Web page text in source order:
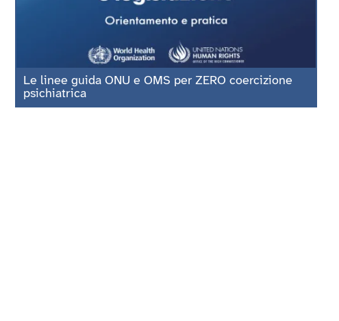
Le linee guida ONU e OMS per ZERO coercizione
psichiatrica